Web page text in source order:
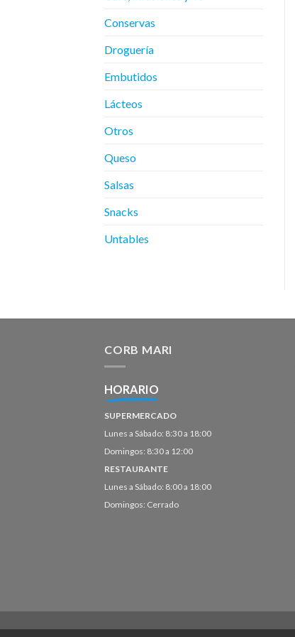
Conservas
Droguería
Embutidos
Lácteos
Otros
Queso
Salsas
Snacks
Untables
CORB MARI
HORARIO
SUPERMERCADO
Lunes a Sábado: 8:30 a 18:00
Domingos: 8:30 a 12:00
RESTAURANTE
Lunes a Sábado: 8:00 a 18:00
Domingos: Cerrado